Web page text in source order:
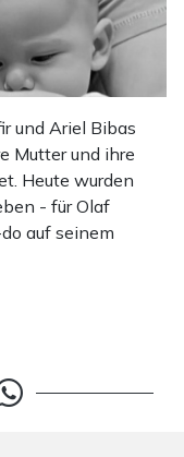
und Ariel Bibas
Mutter und ihre
Heute wurden
- für Olaf
auf seinem